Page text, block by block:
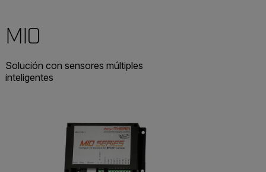
MIO
Solución con sensores múltiples
inteligentes